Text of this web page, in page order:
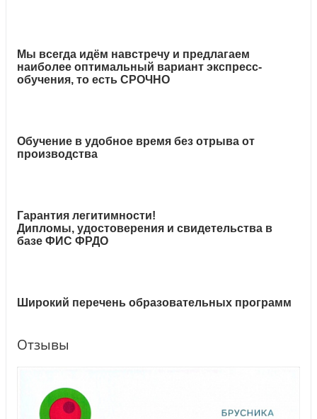
Мы всегда идём навстречу и предлагаем
наиболее оптимальный вариант экспресс-
обучения, то есть СРОЧНО
Обучение в удобное время без отрыва от
производства
Гарантия легитимности!
Дипломы, удостоверения и свидетельства в
базе ФИС ФРДО
Широкий перечень образовательных программ
Отзывы